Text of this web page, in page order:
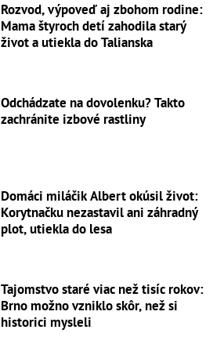
Rozvod, výpoveď aj zbohom rodine:
Mama štyroch detí zahodila starý
život a utiekla do Talianska
Odchádzate na dovolenku? Takto
zachránite izbové rastliny
Domáci miláčik Albert okúsil život:
Korytnačku nezastavil ani záhradný
plot, utiekla do lesa
Tajomstvo staré viac než tisíc rokov:
Brno možno vzniklo skôr, než si
historici mysleli